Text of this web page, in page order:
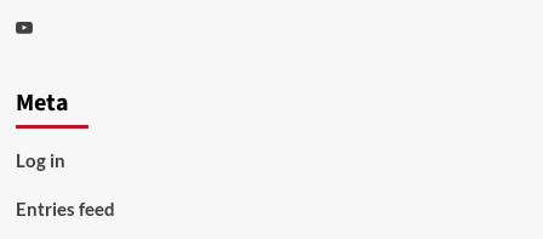
Youtube
Meta
Log in
Entries feed